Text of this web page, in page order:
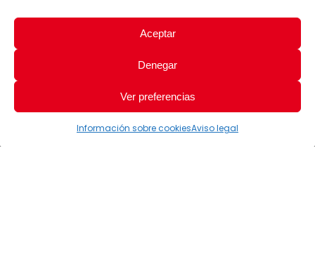
Aceptar
Denegar
Ver preferencias
Información sobre cookiesAviso legal